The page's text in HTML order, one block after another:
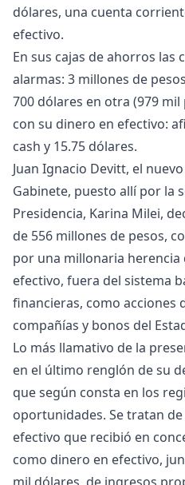
dólares, una cuenta
efectivo.
En sus cajas de ahorros las
alarmas: 3 millones de
700 dólares en otra (979
con su dinero en efectivo:
cash y 15.75 dólares.
Juan Ignacio Devitt, el
Gabinete, puesto allí por la
Presidencia, Karina Milei,
de 556 millones de pesos,
por una millonaria
efectivo, fuera del sistema
financieras, como acciones
compañías y bonos del
Lo más llamativo de la
en el último renglón de su
que según consta en los
oportunidades. Se tratan
efectivo que recibió en
como dinero en efectivo,